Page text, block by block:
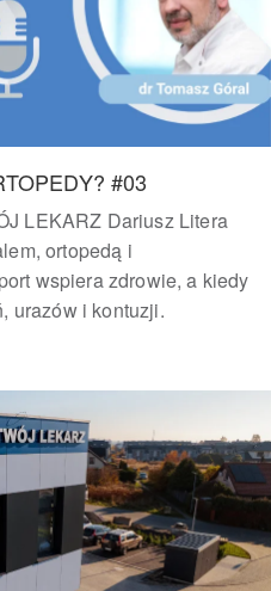
#03
LEKARZ Dariusz Litera
ortopedą i
wspiera zdrowie, a kiedy
urazów i kontuzji.